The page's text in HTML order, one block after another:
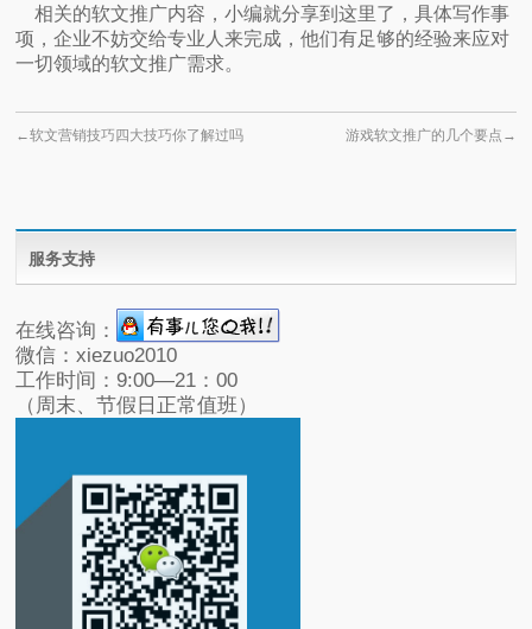
相关的软文推广内容，小编就分享到这里了，具体写作事
项，企业不妨交给专业人来完成，他们有足够的经验来应对
一切领域的软文推广需求。
←软文营销技巧四大技巧你了解过吗 游戏软文推广的几个要点 →
服务支持
在线咨询：
微信：xiezuo2010
工作时间：9:00—21：00
（周末、节假日正常值班）